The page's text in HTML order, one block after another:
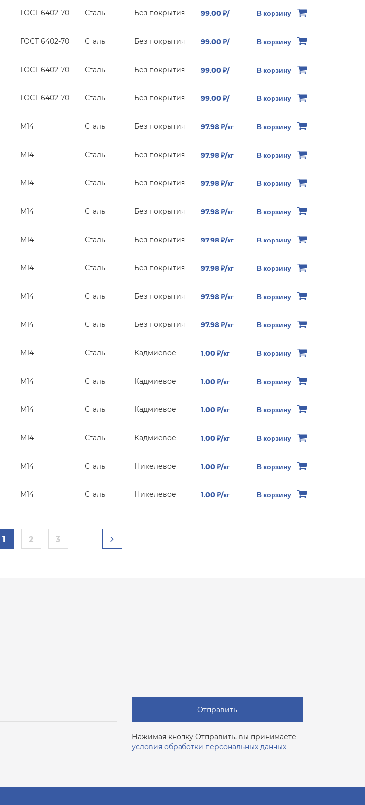
ГОСТ 6402-70 Сталь Без покрытия 99.00 ₽/ В корзину
ГОСТ 6402-70 Сталь Без покрытия 99.00 ₽/ В корзину
ГОСТ 6402-70 Сталь Без покрытия 99.00 ₽/ В корзину
ГОСТ 6402-70 Сталь Без покрытия 99.00 ₽/ В корзину
М14 Сталь Без покрытия 97.98 ₽/кг В корзину
М14 Сталь Без покрытия 97.98 ₽/кг В корзину
М14 Сталь Без покрытия 97.98 ₽/кг В корзину
М14 Сталь Без покрытия 97.98 ₽/кг В корзину
М14 Сталь Без покрытия 97.98 ₽/кг В корзину
М14 Сталь Без покрытия 97.98 ₽/кг В корзину
М14 Сталь Без покрытия 97.98 ₽/кг В корзину
М14 Сталь Без покрытия 97.98 ₽/кг В корзину
М14 Сталь Кадмиевое 1.00 ₽/кг В корзину
М14 Сталь Кадмиевое 1.00 ₽/кг В корзину
М14 Сталь Кадмиевое 1.00 ₽/кг В корзину
М14 Сталь Кадмиевое 1.00 ₽/кг В корзину
М14 Сталь Никелевое 1.00 ₽/кг В корзину
М14 Сталь Никелевое 1.00 ₽/кг В корзину
1 2 3
Отправить
Нажимая кнопку Отправить, вы принимаете
условия обработки персональных данных